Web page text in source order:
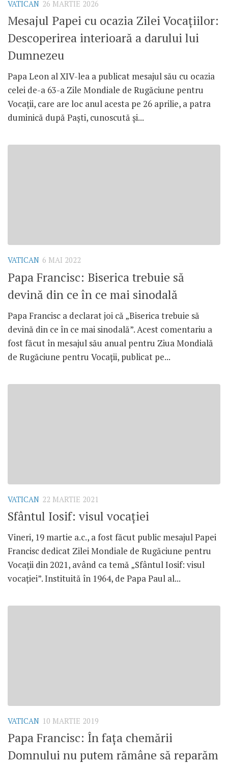
VATICAN 26 MARTIE 2026
Mesajul Papei cu ocazia Zilei Vocațiilor:
Descoperirea interioară a darului lui
Dumnezeu
Papa Leon al XIV-lea a publicat mesajul său cu ocazia
celei de-a 63-a Zile Mondiale de Rugăciune pentru
Vocații, care are loc anul acesta pe 26 aprilie, a patra
duminică după Paști, cunoscută și...
VATICAN 6 MAI 2022
Papa Francisc: Biserica trebuie să
devină din ce în ce mai sinodală
Papa Francisc a declarat joi că „Biserica trebuie să
devină din ce în ce mai sinodală”. Acest comentariu a
fost făcut în mesajul său anual pentru Ziua Mondială
de Rugăciune pentru Vocații, publicat pe...
VATICAN 22 MARTIE 2021
Sfântul Iosif: visul vocației
Vineri, 19 martie a.c., a fost făcut public mesajul Papei
Francisc dedicat Zilei Mondiale de Rugăciune pentru
Vocații din 2021, având ca temă „Sfântul Iosif: visul
vocației”. Instituită în 1964, de Papa Paul al...
VATICAN 10 MARTIE 2019
Papa Francisc: În fața chemării
Domnului nu putem rămâne să reparăm